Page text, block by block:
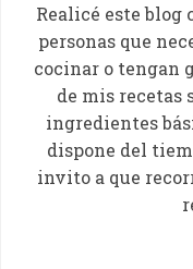
Realicé este blog
personas que
cocinar o tengan
de mis recetas
ingredientes
dispone del
invito a que